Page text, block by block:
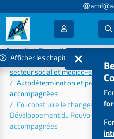
Accueil
Formations 2026
Accompagnement aux
secteur social et médico-social
Autodétermination et
accompagnées
Co-construire le changement
Développement du Pouvoir d’Agir
accompagnées
Afficher les chapitres